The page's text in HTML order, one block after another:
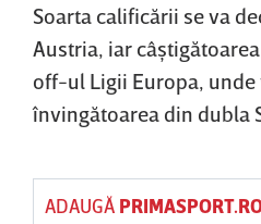
Soarta calificării se va
Austria, iar
off-ul Ligii Europa,
învingătoarea din dubla
ADAUGĂ